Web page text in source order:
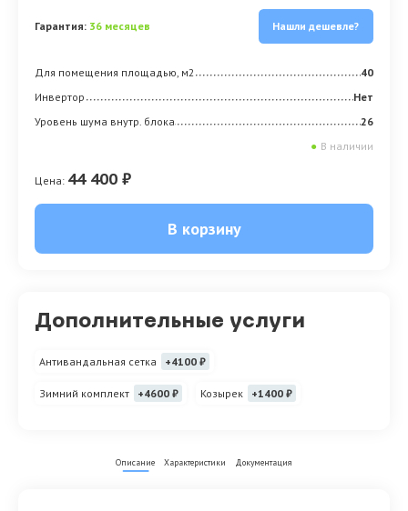
Гарантия: 36 месяцев Нашли дешевле?
Для помещения площадью, м2
40
Инвертор
Нет
Уровень шума внутр. блока
26
● В наличии
Цена: 44 400 ₽
В корзину
Дополнительные услуги
Антивандальная сетка +4100 ₽
Зимний комплект +4600 ₽ Козырек +1400 ₽
Описание Характеристики Документация